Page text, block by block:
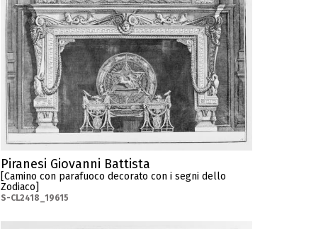
Piranesi Giovanni Battista
[Camino con parafuoco decorato con i segni dello
Zodiaco]
S-CL2418_19615